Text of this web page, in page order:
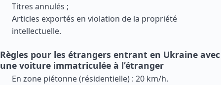
Titres annulés ;
Articles exportés en violation de la propriété
intellectuelle.
Règles pour les étrangers entrant en Ukraine avec
une voiture immatriculée à l’étranger
En zone piétonne (résidentielle) : 20 km/h.